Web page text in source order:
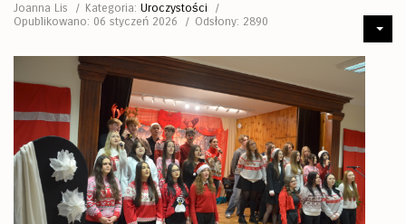
Joanna Lis Kategoria: Uroczystości
Opublikowano: 06 styczeń 2026
Odsłony: 2890